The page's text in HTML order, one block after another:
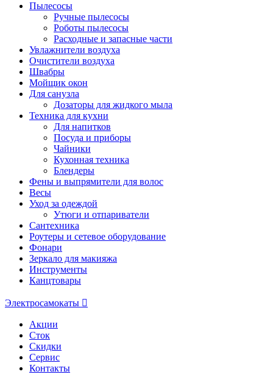
Пылесосы
Ручные пылесосы
Роботы пылесосы
Расходные и запасные части
Увлажнители воздуха
Очистители воздуха
Швабры
Мойщик окон
Для санузла
Дозаторы для жидкого мыла
Техника для кухни
Для напитков
Посуда и приборы
Чайники
Кухонная техника
Блендеры
Фены и выпрямители для волос
Весы
Уход за одеждой
Утюги и отпариватели
Сантехника
Роутеры и сетевое оборудование
Фонари
Зеркало для макияжа
Инструменты
Канцтовары
Электросамокаты
Акции
Сток
Скидки
Сервис
Контакты